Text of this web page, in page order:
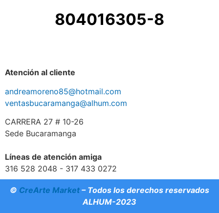
804016305-8
Atención al cliente
andreamoreno85@hotmail.com
ventasbucaramanga@alhum.com
CARRERA 27 # 10-26
Sede Bucaramanga
Líneas de atención amiga
316 528 2048 - 317 433 0272
© CreArte Market – Todos los derechos reservados
ALHUM-2023